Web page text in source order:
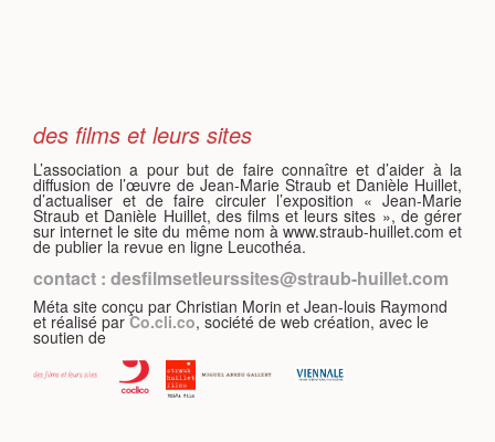
des films et leurs sites
L’association a pour but de faire connaître et d’aider à la
diffusion de l’œuvre de Jean-Marie Straub et Danièle Huillet,
d’actualiser et de faire circuler l’exposition « Jean-Marie
Straub et Danièle Huillet, des films et leurs sites », de gérer
sur internet le site du même nom à www.straub-huillet.com et
de publier la revue en ligne Leucothéa.
contact : desfilmsetleurssites@straub-huillet.com
Méta site conçu par Christian Morin et Jean-louis Raymond
et réalisé par Co.cli.co, société de web création, avec le
soutien de